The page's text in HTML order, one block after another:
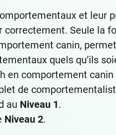
et leur
Seule la
canin,
quels qu’ils
en comportement
de
au Niveau 1.
Niveau 2.